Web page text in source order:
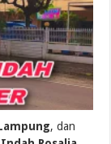
, dan